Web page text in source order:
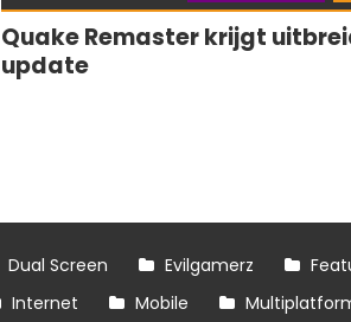
Quake Remaster krijgt
update
Dual Screen Evilgamerz
Internet Mobile